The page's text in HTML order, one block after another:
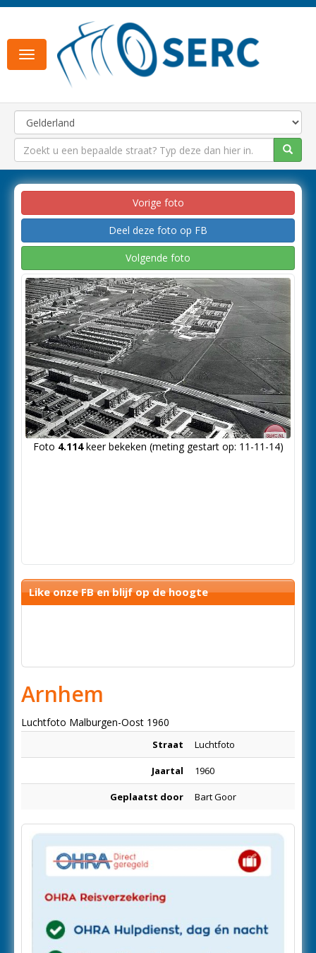
Toggle
navigation
Vorige foto
Deel deze foto op FB
Volgende foto
Foto 4.114keer bekeken (meting gestart op: 11-11-14)
Like onze FB en blijf op de hoogte
Arnhem
Luchtfoto Malburgen-Oost 1960
Straat Luchtfoto
Jaartal 1960
Geplaatst door Bart Goor